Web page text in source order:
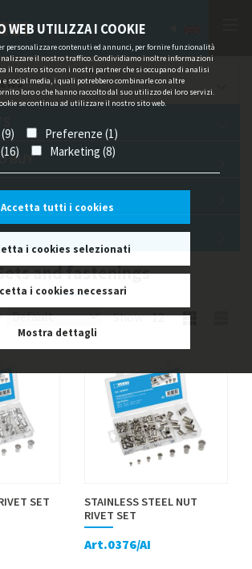
WEB UTILIZZA I COOKIE
personalizzare contenuti ed annunci, per fornire funzionalità
il nostro traffico. Condividiamo inoltre informazioni
il nostro sito con i nostri partner che si occupano di analisi
social media, i quali potrebbero combinarle con altre
loro o che hanno raccolto dal suo utilizzo dei loro servizi.
se continua ad utilizzare il nostro sito web.
Preferenze (1)
Marketing (8)
Accetta tutti i cookies
i cookies selezionati
i cookies necessari
Mostra dettagli
BUY
and fastenings
Show
SET
STAINLESS STEEL NUT
RIVET SET
Art.0376/AI